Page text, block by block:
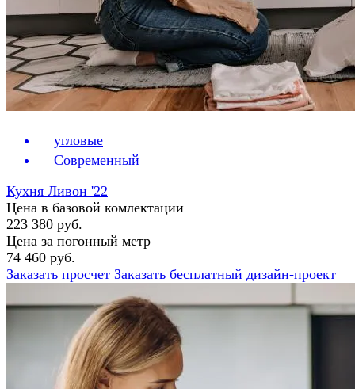
угловые
Современный
Кухня Ливон '22
Цена в базовой комлектации
223 380 руб.
Цена за погонный метр
74 460 руб.
Заказать просчет Заказать бесплатный дизайн-проект